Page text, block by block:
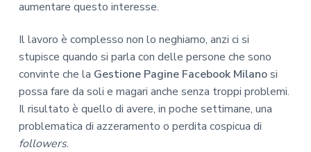
aumentare questo interesse.
Il lavoro è complesso non lo neghiamo, anzi ci si
stupisce quando si parla con delle persone che sono
convinte che la Gestione Pagine Facebook Milanosi
possa fare da soli e magari anche senza troppi problemi.
Il risultato è quello di avere, in poche settimane, una
problematica di azzeramento o perdita cospicua di
followers.